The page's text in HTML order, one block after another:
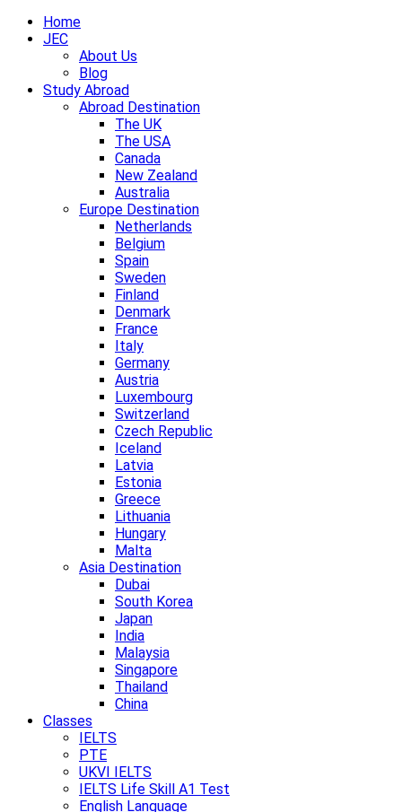
Home
JEC
About Us
Blog
Study Abroad
Abroad Destination
The UK
The USA
Canada
New Zealand
Australia
Europe Destination
Netherlands
Belgium
Spain
Sweden
Finland
Denmark
France
Italy
Germany
Austria
Luxembourg
Switzerland
Czech Republic
Iceland
Latvia
Estonia
Greece
Lithuania
Hungary
Malta
Asia Destination
Dubai
South Korea
Japan
India
Malaysia
Singapore
Thailand
China
Classes
IELTS
PTE
UKVI IELTS
IELTS Life Skill A1 Test
English Language